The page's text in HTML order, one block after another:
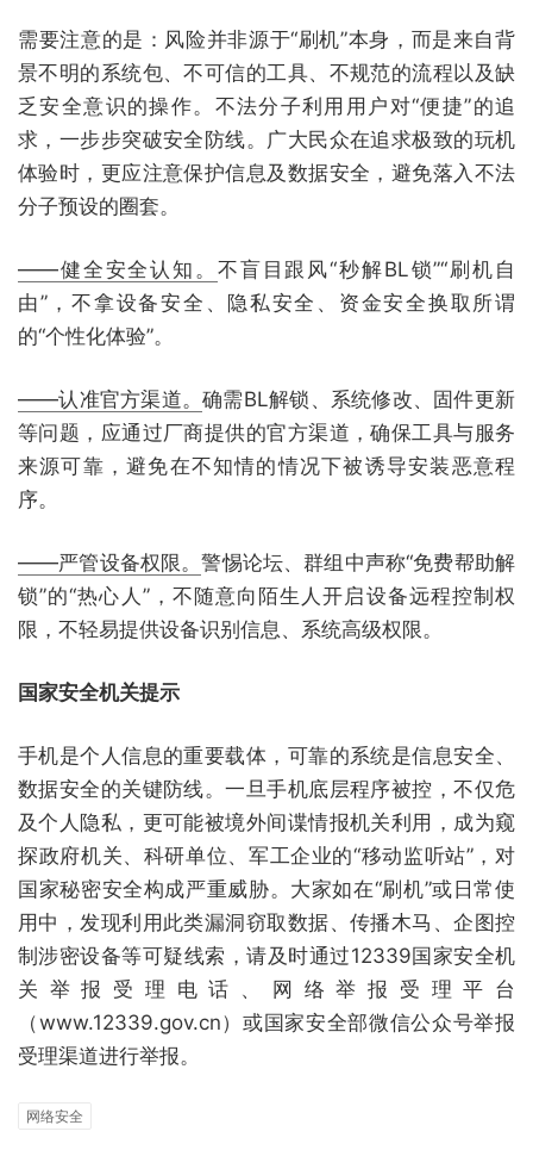
需要注意的是：风险并非源于“刷机”本身，而是来自背
景不明的系统包、不可信的工具、不规范的流程以及缺
乏安全意识的操作。不法分子利用用户对“便捷”的追
求，一步步突破安全防线。广大民众在追求极致的玩机
体验时，更应注意保护信息及数据安全，避免落入不法
分子预设的圈套。
——健全安全认知。 不盲目跟风“秒解BL锁”“刷机自
由”，不拿设备安全、隐私安全、资金安全换取所谓
的“个性化体验”。
——认准官方渠道。确需BL解锁、系统修改、固件更新
等问题，应通过厂商提供的官方渠道，确保工具与服务
来源可靠，避免在不知情的情况下被诱导安装恶意程
序。
——严管设备权限。警惕论坛、群组中声称“免费帮助解
锁”的“热心人”，不随意向陌生人开启设备远程控制权
限，不轻易提供设备识别信息、系统高级权限。
国家安全机关提示
手机是个人信息的重要载体，可靠的系统是信息安全、
数据安全的关键防线。一旦手机底层程序被控，不仅危
及个人隐私，更可能被境外间谍情报机关利用，成为窥
探政府机关、科研单位、军工企业的“移动监听站”，对
国家秘密安全构成严重威胁。大家如在“刷机”或日常使
用中，发现利用此类漏洞窃取数据、传播木马、企图控
制涉密设备等可疑线索，请及时通过12339国家安全机
关举报受理电话、网络举报受理平台
（www.12339.gov.cn）或国家安全部微信公众号举报
受理渠道进行举报。
网络安全